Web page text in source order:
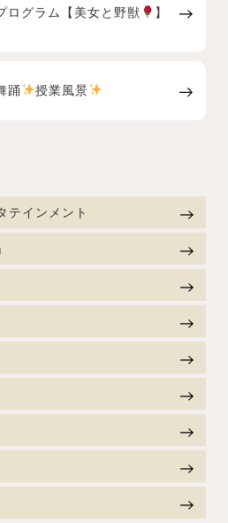
ログラム【美女と野獣 】
踊 授業風景
テインメント